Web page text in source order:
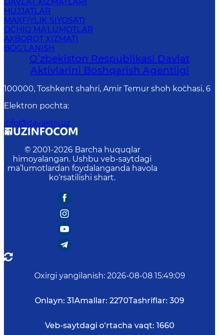
HUJJATLAR
MAXFIYLIK SIYOSATI
OCHIQ MA'LUMOTLAR
AXBOROT XIZMATI
BOG‘LANISH
Oʻzbekiston Respublikasi Davlat
Aktivlarini Boshqarish Agentligi
100000, Toshkent shahri, Amir Temur shoh ko`chasi, 6
Elektron pochta:
info@davaktiv.uz
© 2001-2026 Barcha huquqlar
himoyalangan. Ushbu veb-saytdagi
ma’lumotlardan foydalanganda havola
ko‘rsatilishi shart.
Oxirgi yangilanish: 2026-08-08 15:49:09
Onlayn: 31Amallar: 2270Tashriflar: 309
Veb-saytdagi o‘rtacha vaqt: 1660